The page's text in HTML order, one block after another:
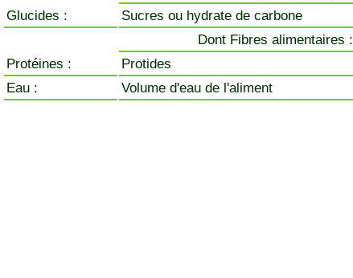
Glucides :
Sucres ou hydrate de carbone
Dont Fibres alimentaires :
Protéines :
Protides
Eau :
Volume d'eau de l'aliment